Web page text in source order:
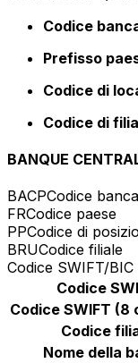
Codice
Prefisso
Codice di
Codice di
BANQUE
BACPCodice
FRCodice paese
PPCodice di
BRUCodice filiale
Codice SWIFT/
Codice
Codice SWIFT
Codice
Nome della